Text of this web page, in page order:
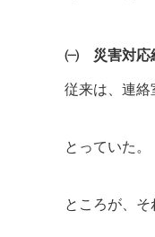
㈠ 災害対応
従来は、連
とっていた。
ところが、